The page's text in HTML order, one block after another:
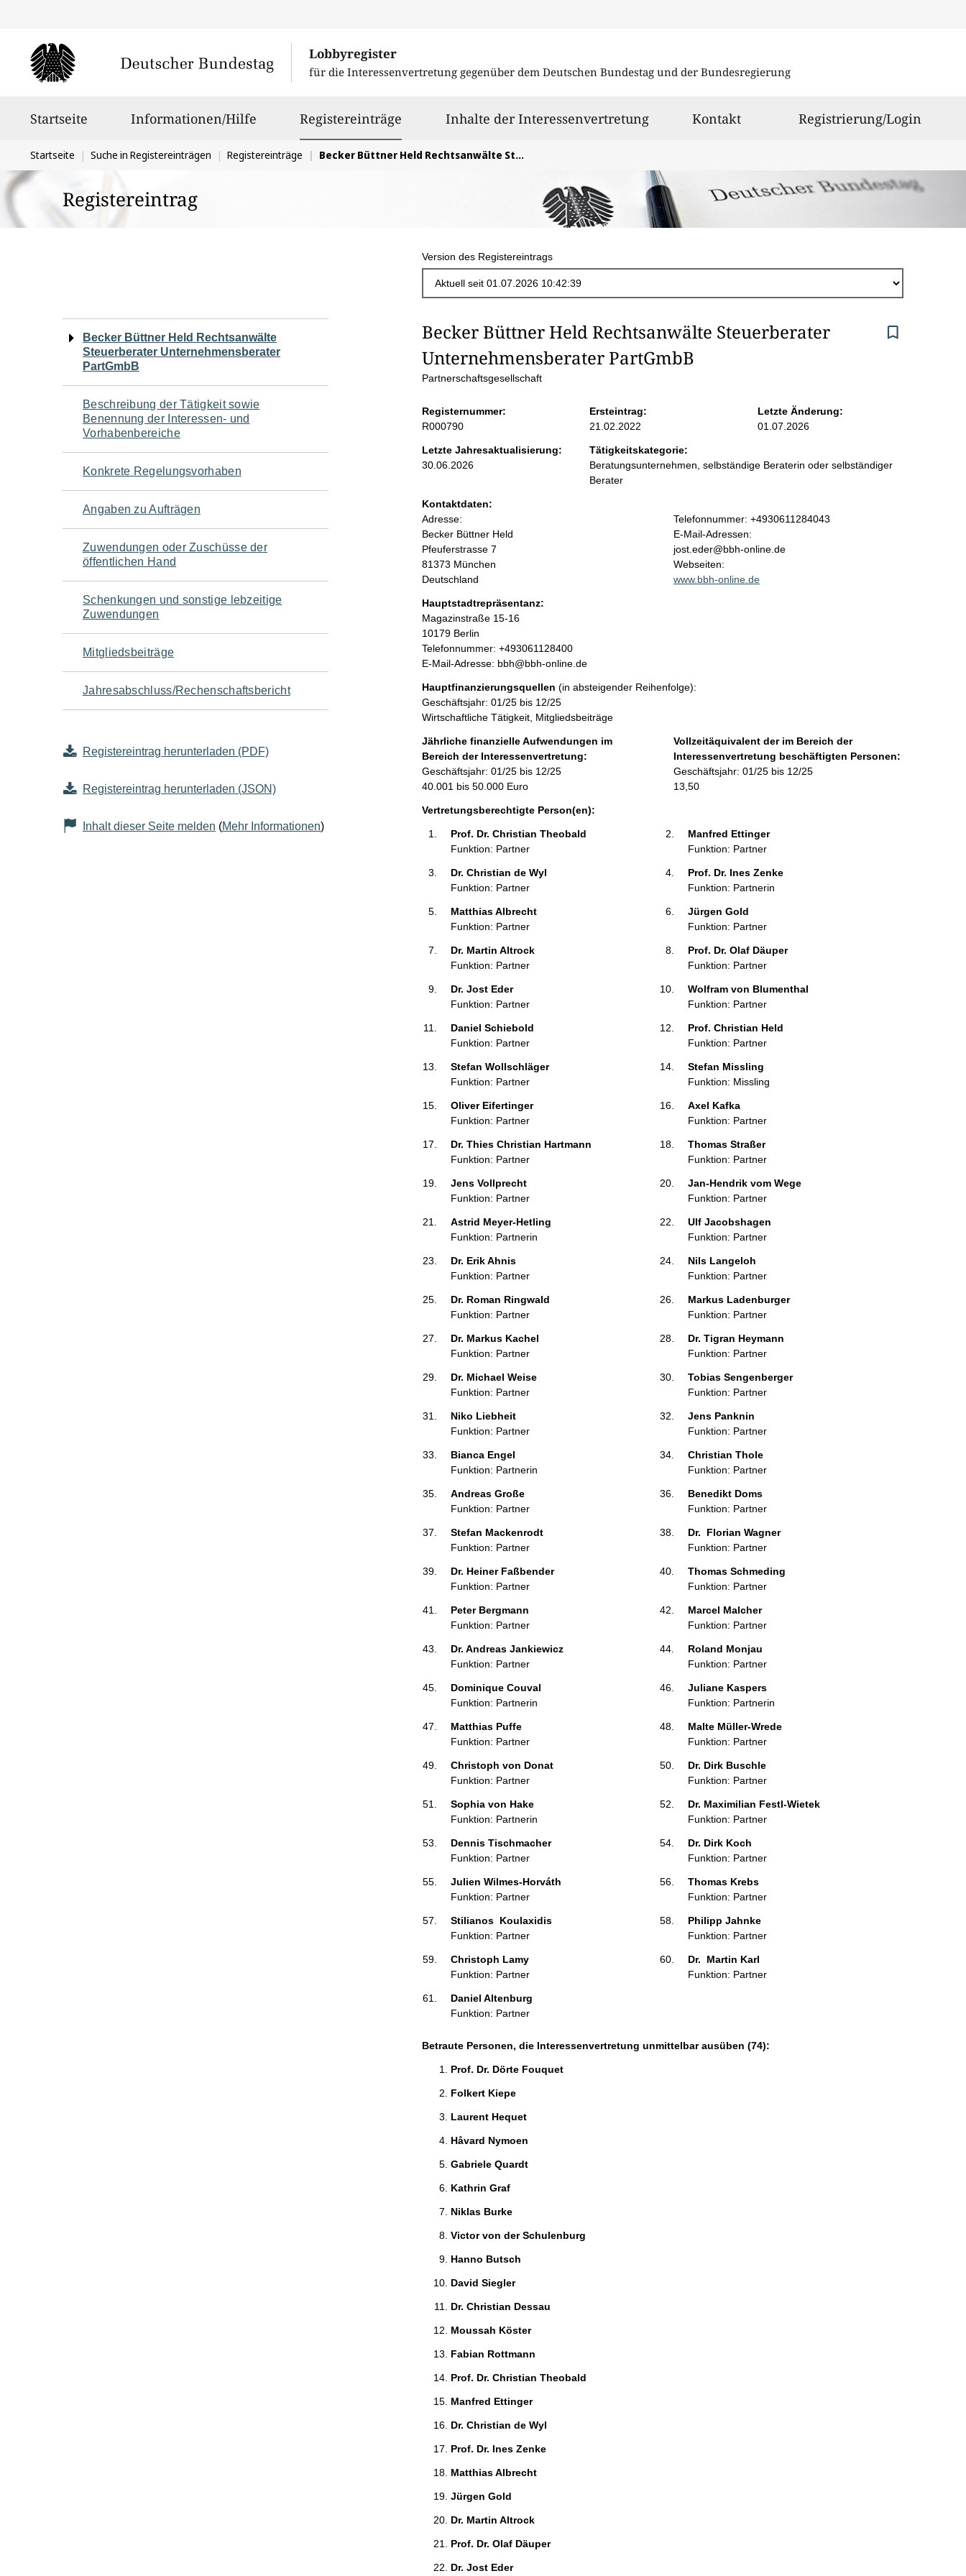
Lobbyregister
für die Interessenvertretung gegenüber dem Deutschen Bundestag und der Bundesregierung
Startseite Informationen/Hilfe Registereinträge ausgewähltInhalte der Interessenvertretung Kontakt Registrierung/Login
Sie
befinden
sich
hier:
Startseite Suche in Registereinträgen Registereinträge Becker Büttner Held Rechtsanwälte Steuerberater Unternehmensberater PartGmbB
Registereintrag
Version des Registereintrags
Navigation
für
den
Seiteninhalt
Becker Büttner Held Rechtsanwälte
Steuerberater Unternehmensberater
PartGmbB
Beschreibung der Tätigkeit sowie
Benennung der Interessen- und
Vorhabenbereiche
Konkrete Regelungsvorhaben
Angaben zu Aufträgen
Zuwendungen oder Zuschüsse der
öffentlichen Hand
Schenkungen und sonstige lebzeitige
Zuwendungen
Mitgliedsbeiträge
Jahresabschluss/Rechenschaftsbericht
Registereintrag herunterladen (PDF)
Registereintrag herunterladen (JSON)
Inhalt dieser Seite melden (Mehr Informationen)
S
e
i
t
e
n
i
n
h
a
l
t
Becker Büttner Held Rechtsanwälte Steuerberater
Unternehmensberater PartGmbB
Partnerschaftsgesellschaft
Registernummer:
R000790
Ersteintrag:
21.02.2022
Letzte Änderung:
01.07.2026
Letzte Jahresaktualisierung:
30.06.2026
Tätigkeitskategorie:
Beratungsunternehmen, selbständige Beraterin oder selbständiger
Berater
Kontaktdaten:
Adresse:
Becker Büttner Held
Pfeuferstrasse 7
81373 München
Deutschland
K
o
n
t
a
r
i
o
n
e
Telefonnummer: +4930611284043
E-Mail-Adressen:
jost.eder@bbh-online.de
Webseiten:
www.bbh-online.de
Hauptstadtrepräsentanz:
A
d
r
e
s
e
Magazinstraße 15-16
10179 Berlin
K
o
t
a
k
t
i
n
f
r
m
Telefonnummer: +493061128400
E-Mail-Adresse: bbh@bbh-online.de
Hauptfinanzierungsquellen (in absteigender Reihenfolge):
Geschäftsjahr: 01/25 bis 12/25
Wirtschaftliche Tätigkeit, Mitgliedsbeiträge
Jährliche finanzielle Aufwendungen im
Bereich der Interessenvertretung:
Geschäftsjahr: 01/25 bis 12/25
40.001 bis 50.000 Euro
Vollzeitäquivalent der im Bereich der
Interessenvertretung beschäftigten Personen:
Geschäftsjahr: 01/25 bis 12/25
13,50
Vertretungsberechtigte Person(en):
Prof. Dr. Christian Theobald
Funktion: Partner
Manfred Ettinger
Funktion: Partner
Dr. Christian de Wyl
Funktion: Partner
Prof. Dr. Ines Zenke
Funktion: Partnerin
Matthias Albrecht
Funktion: Partner
Jürgen Gold
Funktion: Partner
Dr. Martin Altrock
Funktion: Partner
Prof. Dr. Olaf Däuper
Funktion: Partner
Dr. Jost Eder
Funktion: Partner
Wolfram von Blumenthal
Funktion: Partner
Daniel Schiebold
Funktion: Partner
Prof. Christian Held
Funktion: Partner
Stefan Wollschläger
Funktion: Partner
Stefan Missling
Funktion: Missling
Oliver Eifertinger
Funktion: Partner
Axel Kafka
Funktion: Partner
Dr. Thies Christian Hartmann
Funktion: Partner
Thomas Straßer
Funktion: Partner
Jens Vollprecht
Funktion: Partner
Jan-Hendrik vom Wege
Funktion: Partner
Astrid Meyer-Hetling
Funktion: Partnerin
Ulf Jacobshagen
Funktion: Partner
Dr. Erik Ahnis
Funktion: Partner
Nils Langeloh
Funktion: Partner
Dr. Roman Ringwald
Funktion: Partner
Markus Ladenburger
Funktion: Partner
Dr. Markus Kachel
Funktion: Partner
Dr. Tigran Heymann
Funktion: Partner
Dr. Michael Weise
Funktion: Partner
Tobias Sengenberger
Funktion: Partner
Niko Liebheit
Funktion: Partner
Jens Panknin
Funktion: Partner
Bianca Engel
Funktion: Partnerin
Christian Thole
Funktion: Partner
Andreas Große
Funktion: Partner
Benedikt Doms
Funktion: Partner
Stefan Mackenrodt
Funktion: Partner
Dr.  Florian Wagner
Funktion: Partner
Dr. Heiner Faßbender
Funktion: Partner
Thomas Schmeding
Funktion: Partner
Peter Bergmann
Funktion: Partner
Marcel Malcher
Funktion: Partner
Dr. Andreas Jankiewicz
Funktion: Partner
Roland Monjau
Funktion: Partner
Dominique Couval
Funktion: Partnerin
Juliane Kaspers
Funktion: Partnerin
Matthias Puffe
Funktion: Partner
Malte Müller-Wrede
Funktion: Partner
Christoph von Donat
Funktion: Partner
Dr. Dirk Buschle
Funktion: Partner
Sophia von Hake
Funktion: Partnerin
Dr. Maximilian Festl-Wietek
Funktion: Partner
Dennis Tischmacher
Funktion: Partner
Dr. Dirk Koch
Funktion: Partner
Julien Wilmes-Horváth
Funktion: Partner
Thomas Krebs
Funktion: Partner
Stilianos  Koulaxidis
Funktion: Partner
Philipp Jahnke
Funktion: Partner
Christoph Lamy
Funktion: Partner
Dr.  Martin Karl
Funktion: Partner
Daniel Altenburg
Funktion: Partner
Betraute Personen, die Interessenvertretung unmittelbar ausüben (74):
Prof. Dr. Dörte Fouquet
Folkert Kiepe
Laurent Hequet
Håvard Nymoen
Gabriele Quardt
Kathrin Graf
Niklas Burke
Victor von der Schulenburg
Hanno Butsch
David Siegler
Dr. Christian Dessau
Moussah Köster
Fabian Rottmann
Prof. Dr. Christian Theobald
Manfred Ettinger
Dr. Christian de Wyl
Prof. Dr. Ines Zenke
Matthias Albrecht
Jürgen Gold
Dr. Martin Altrock
Prof. Dr. Olaf Däuper
Dr. Jost Eder